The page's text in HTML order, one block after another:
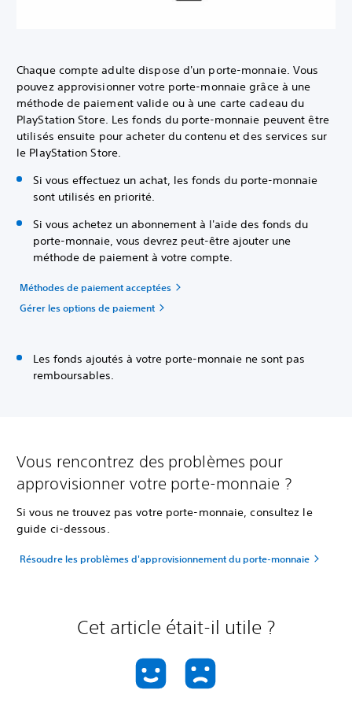
Chaque compte adulte dispose d'un porte-monnaie. Vous
pouvez approvisionner votre porte-monnaie grâce à une
méthode de paiement valide ou à une carte cadeau du
PlayStation Store. Les fonds du porte-monnaie peuvent être
utilisés ensuite pour acheter du contenu et des services sur
le PlayStation Store.
Si vous effectuez un achat, les fonds du porte-monnaie
sont utilisés en priorité.
Si vous achetez un abonnement à l'aide des fonds du
porte-monnaie, vous devrez peut-être ajouter une
méthode de paiement à votre compte.
Méthodes de paiement acceptées
Gérer les options de paiement
Les fonds ajoutés à votre porte-monnaie ne sont pas
remboursables.
Vous rencontrez des problèmes pour
approvisionner votre porte-monnaie ?
Si vous ne trouvez pas votre porte-monnaie, consultez le
guide ci-dessous.
Résoudre les problèmes d'approvisionnement du porte-monnaie
Cet article était-il utile ?